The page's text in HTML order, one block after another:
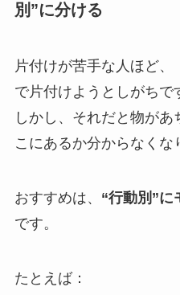
別”に分ける
片付けが苦手な人ほど、
で片付けようとしがちで
しかし、それだと物が
こにあるか分からなくな
おすすめは、 “行動別”に
です。
たとえば：